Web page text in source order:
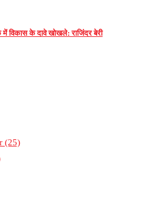
विकास के दावे खोखले: राजिंदर बेरी
(25)